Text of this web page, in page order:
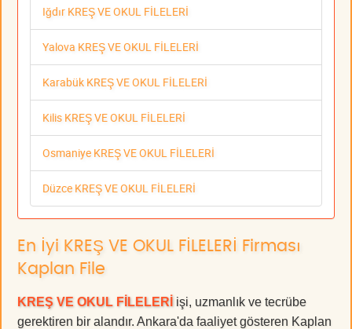
Iğdır KREŞ VE OKUL FİLELERİ
Yalova KREŞ VE OKUL FİLELERİ
Karabük KREŞ VE OKUL FİLELERİ
Kilis KREŞ VE OKUL FİLELERİ
Osmaniye KREŞ VE OKUL FİLELERİ
Düzce KREŞ VE OKUL FİLELERİ
En İyi KREŞ VE OKUL FİLELERİ Firması
Kaplan File
KREŞ VE OKUL FİLELERİ işi, uzmanlık ve tecrübe
gerektiren bir alandır. Ankara'da faaliyet gösteren Kaplan